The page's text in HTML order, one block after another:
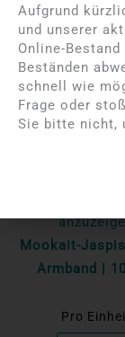
Mookait-
Armband |
Pro
Aufgrund
und unserer
Online-
Beständen
schnell wie
Frage oder
Sie bitte nicht,